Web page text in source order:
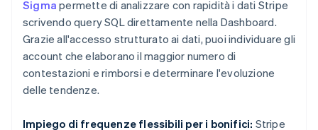
Sigma permette di analizzare con rapidità i dati Stripe
scrivendo query SQL direttamente nella Dashboard.
Grazie all'accesso strutturato ai dati, puoi individuare gli
account che elaborano il maggior numero di
contestazioni e rimborsi e determinare l'evoluzione
delle tendenze.
Impiego di frequenze flessibili per i bonifici: Stripe
Brasile
PortuguêsEnglish
Bulgaria
English
EnglishFrançais
Cina continentale
Cipro